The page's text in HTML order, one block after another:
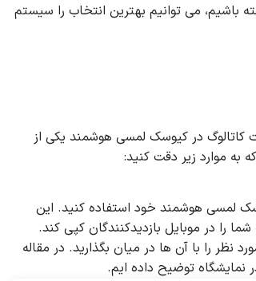
می توانیم بهترین انتخاب را سیستم
کاتالوگ در کیوسک لمسی هوشمند یکی از
به موارد زیر دقت کنید:
لمسی هوشمند خود استفاده کنید. این
را در موبایل بازدیدکنندگان کپی کند.
نظر را با آن ها در میان بگذارید. در مقاله
نمایشگاه توضیح داده ایم.